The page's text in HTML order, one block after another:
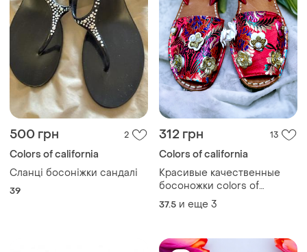
500 грн 2
Colors of california
Сланці босоніжки сандалі
39
312 грн 13
Colors of california
Красивые качественные
босоножки colors of
california вышивка цветы
37.5 и еще 3